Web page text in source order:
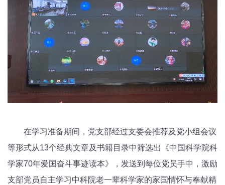
在学习准备期间，党支部经过支委会推荐及党小组会议
等形式从13个经典文章及书籍目录中筛选出《中国科学院科
学家70年爱国奋斗事迹读本》，发送到每位党员手中，激励
支部党员自主学习中科院老一辈科学家的家国情怀与奉献精